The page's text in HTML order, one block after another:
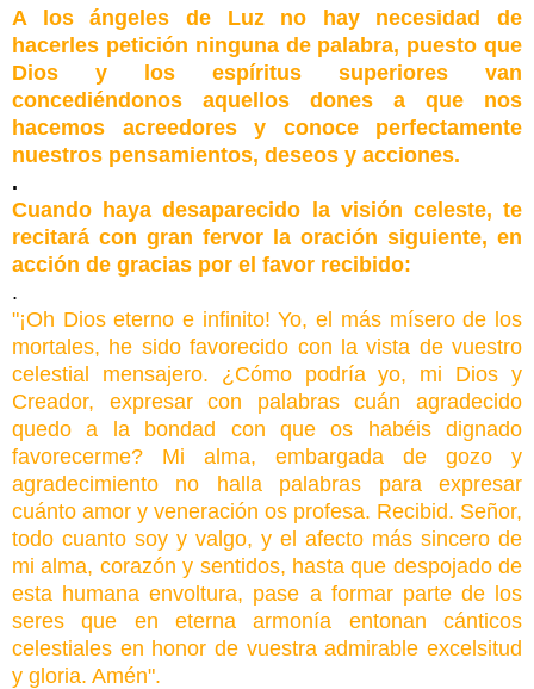
A los ángeles de Luz no hay necesidad de
hacerles petición ninguna de palabra, puesto que
Dios y los espíritus superiores van
concediéndonos aquellos dones a que nos
hacemos acreedores y conoce perfectamente
nuestros pensamientos, deseos y acciones.
.
Cuando haya desaparecido la visión celeste, te
recitará con gran fervor la oración siguiente, en
acción de gracias por el favor recibido:
.
"¡Oh Dios eterno e infinito! Yo, el más mísero de los
mortales, he sido favorecido con la vista de vuestro
celestial mensajero. ¿Cómo podría yo, mi Dios y
Creador, expresar con palabras cuán agradecido
quedo a la bondad con que os habéis dignado
favorecerme? Mi alma, embargada de gozo y
agradecimiento no halla palabras para expresar
cuánto amor y veneración os profesa. Recibid. Señor,
todo cuanto soy y valgo, y el afecto más sincero de
mi alma, corazón y sentidos, hasta que despojado de
esta humana envoltura, pase a formar parte de los
seres que en eterna armonía entonan cánticos
celestiales en honor de vuestra admirable excelsitud
y gloria. Amén".